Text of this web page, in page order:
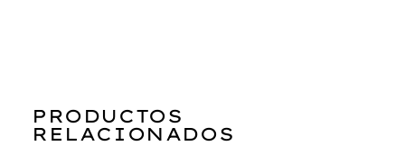
PRODUCTOS
RELACIONADOS